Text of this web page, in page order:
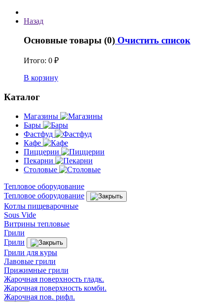
Назад
Основные товары (0) Очистить список
Итого: 0 ₽
В корзину
Каталог
Магазины
Бары
Фастфуд
Кафе
Пиццерии
Пекарни
Столовые
Тепловое оборудование
Тепловое оборудование
Котлы пищеварочные
Sous Vide
Витрины тепловые
Грили
Грили
Грили для куры
Лавовые грили
Прижимные грили
Жарочная поверхность гладк.
Жарочная поверхность комби.
Жарочная пов. рифл.